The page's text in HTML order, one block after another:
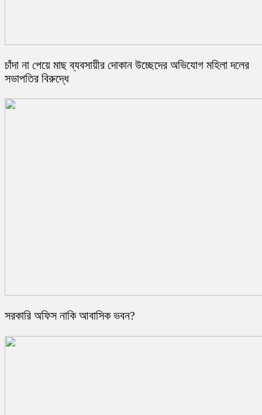
চাঁদা না পেয়ে মাছ ব্যবসায়ীর দোকান উচ্ছেদের অভিযোগ মহিলা দলের
সভাপতির বিরুদ্ধে
সরকারি অফিস নাকি আবাসিক ভবন?